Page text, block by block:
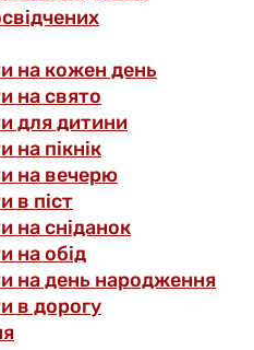
на кожен день
на свято
для дитини
на пікнік
на вечерю
в піст
на сніданок
на обід
на день народження
в дорогу